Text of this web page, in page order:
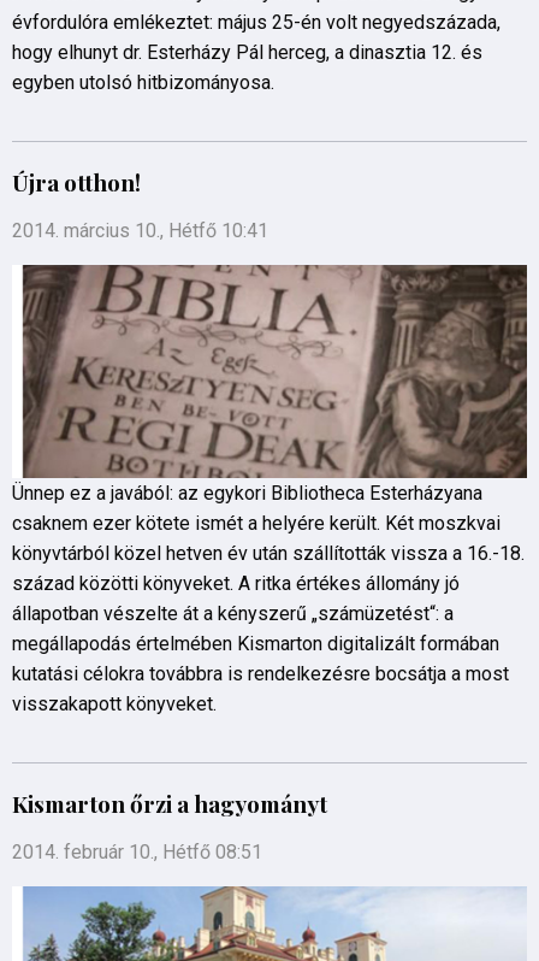
évfordulóra emlékeztet: május 25-én volt negyedszázada,
hogy elhunyt dr. Esterházy Pál herceg, a dinasztia 12. és
egyben utolsó hitbizományosa.
Újra otthon!
2014. március 10., Hétfő 10:41
Ünnep ez a javából: az egykori Bibliotheca Esterházyana
csaknem ezer kötete ismét a helyére került. Két moszkvai
könyvtárból közel hetven év után szállították vissza a 16.-18.
század közötti könyveket. A ritka értékes állomány jó
állapotban vészelte át a kényszerű „számüzetést“: a
megállapodás értelmében Kismarton digitalizált formában
kutatási célokra továbbra is rendelkezésre bocsátja a most
visszakapott könyveket.
Kismarton őrzi a hagyományt
2014. február 10., Hétfő 08:51